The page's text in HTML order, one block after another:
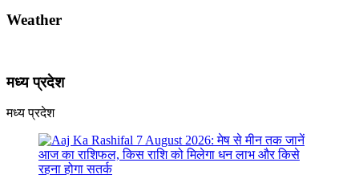
Weather
मध्य प्रदेश
मध्य प्रदेश